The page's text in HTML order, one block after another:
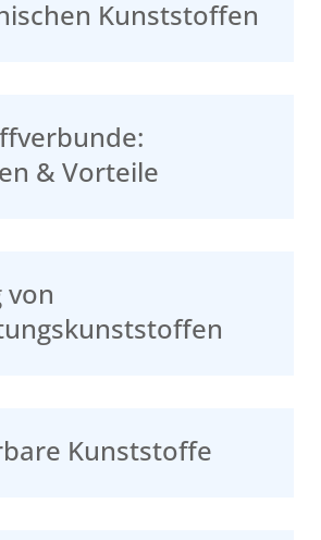
Kunststoffen
& Vorteile
von
Kunststoffe